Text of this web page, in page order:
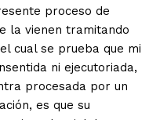
proceso de
la vienen tramitando
cual se prueba que mi
ni ejecutoriada,
procesada por un
es que su